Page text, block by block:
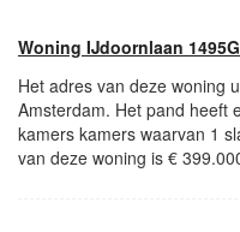
Woning IJdoornlaan
Het adres van deze woning
Amsterdam. Het pand heeft
kamers kamers waarvan 1
van deze woning is €